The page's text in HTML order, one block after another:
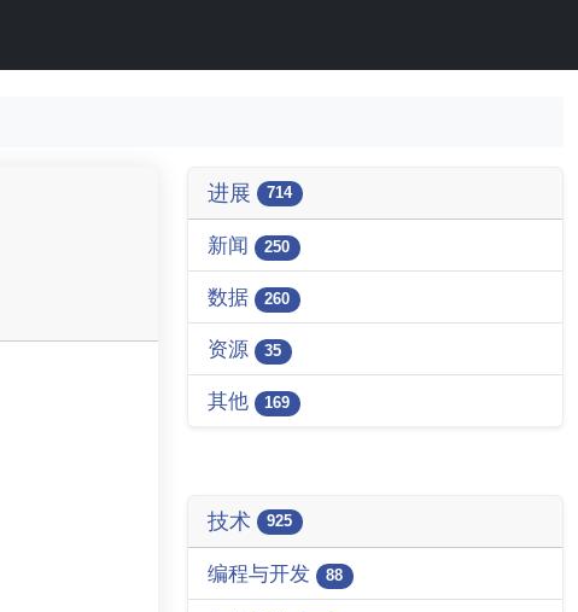
进展 714
新闻 250
数据 260
资源 35
其他 169
技术 925
编程与开发 88